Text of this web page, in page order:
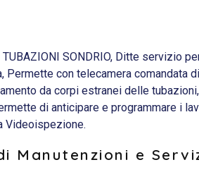
TUBAZIONI SONDRIO, Ditte servizio
Permette con telecamera comandata
da corpi estranei delle
di anticipare e programmare i
Videoispezione.
Manutenzioni e